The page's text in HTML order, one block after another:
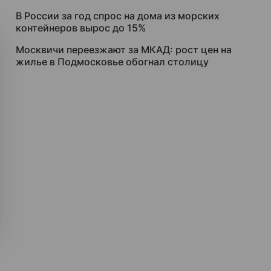
В России за год спрос на дома из морских
контейнеров вырос до 15%
Москвичи переезжают за МКАД: рост цен на
жилье в Подмосковье обогнал столицу